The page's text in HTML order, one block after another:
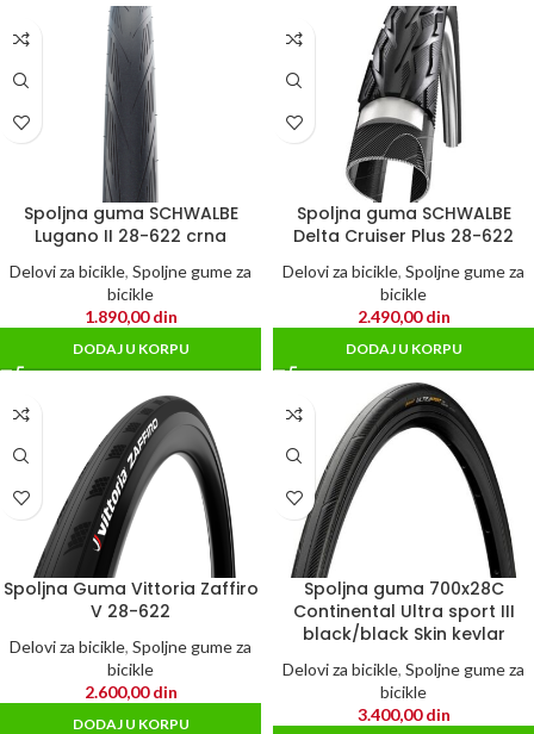
Spoljna guma SCHWALBE
Lugano II 28-622 crna
Delovi za bicikle, Spoljne gume za
bicikle
1.890,00din
DODAJ U KORPU
Spoljna guma SCHWALBE
Delta Cruiser Plus 28-622
Delovi za bicikle, Spoljne gume za
bicikle
2.490,00din
DODAJ U KORPU
Spoljna Guma Vittoria Zaffiro
V 28-622
Delovi za bicikle, Spoljne gume za
bicikle
2.600,00din
DODAJ U KORPU
Spoljna guma 700x28C
Continental Ultra sport III
black/black Skin kevlar
Delovi za bicikle, Spoljne gume za
bicikle
3.400,00din